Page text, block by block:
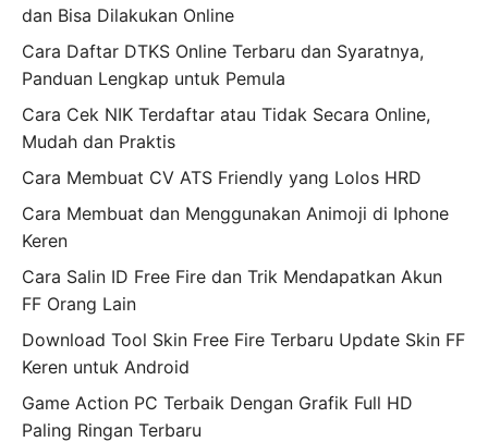
dan Bisa Dilakukan Online
Cara Daftar DTKS Online Terbaru dan Syaratnya,
Panduan Lengkap untuk Pemula
Cara Cek NIK Terdaftar atau Tidak Secara Online,
Mudah dan Praktis
Cara Membuat CV ATS Friendly yang Lolos HRD
Cara Membuat dan Menggunakan Animoji di Iphone
Keren
Cara Salin ID Free Fire dan Trik Mendapatkan Akun
FF Orang Lain
Download Tool Skin Free Fire Terbaru Update Skin FF
Keren untuk Android
Game Action PC Terbaik Dengan Grafik Full HD
Paling Ringan Terbaru